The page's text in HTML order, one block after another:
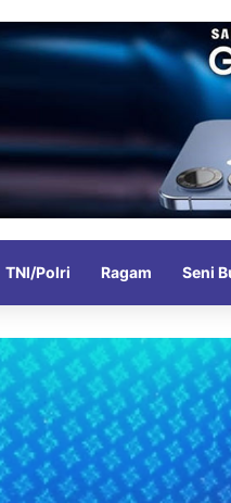
TNI/Polri Ragam Seni